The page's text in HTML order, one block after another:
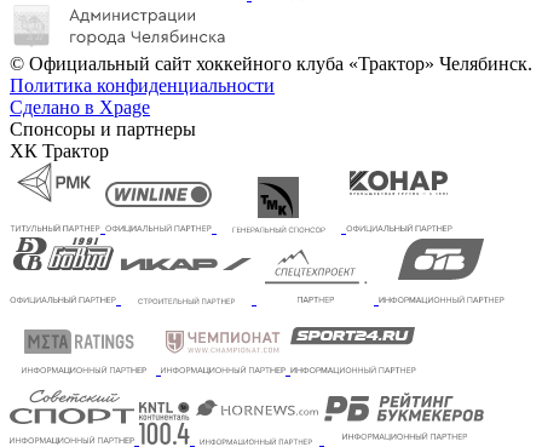
© Официальный сайт хоккейного клуба «Трактор» Челябинск.
Политика конфиденциальности
Сделано в Xpage
Спонсоры и партнеры
ХК Трактор